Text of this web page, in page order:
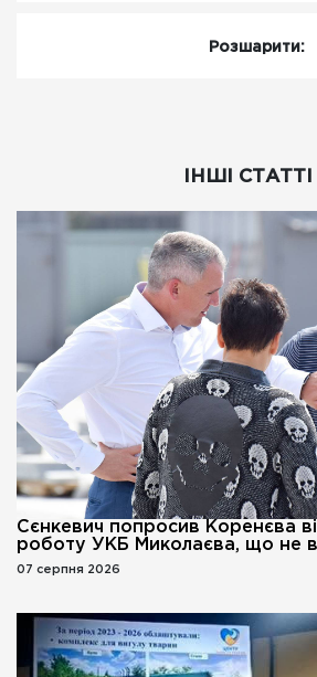
Розшарити:
ІНШІ СТАТТІ
Сєнкевич попросив Коренєва
роботу УКБ Миколаєва, що не
07 серпня 2026